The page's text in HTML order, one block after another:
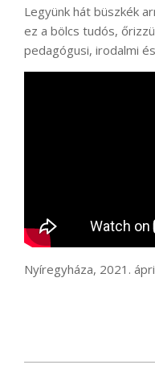
Legyünk hát büszkék
ez a bölcs tudós,
pedagógusi, irodalmi
Nyíregyháza, 2021.